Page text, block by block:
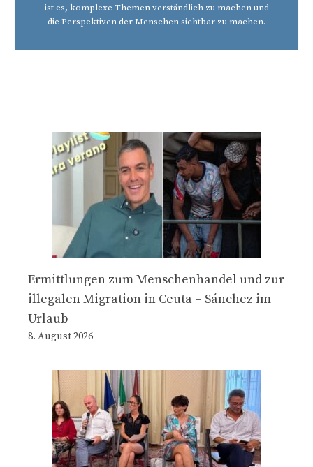
ist es, komplexe Themen verständlich zu machen und
die Perspektiven der Menschen sichtbar zu machen.
Ermittlungen zum Menschenhandel und zur
illegalen Migration in Ceuta – Sánchez im
Urlaub
8. August 2026